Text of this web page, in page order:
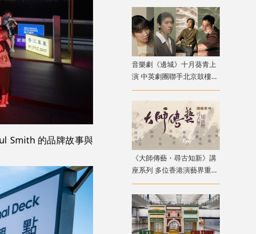
Smith 的品牌故事與
音樂劇《邊城》十月葵青上
演 中英劇團聯手北京鼓樓西
戲劇 演繹湘西純美與遺憾
《大師傳藝・尋古知新》講
座系列 多位香港演藝界重量
級嘉賓登場